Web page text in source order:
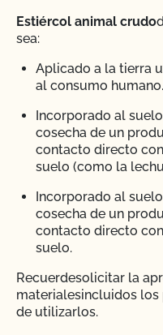
Estiércol animal crudo
sea:
Aplicado a la tierra
al consumo humano.
Incorporado al
cosecha de un
contacto directo
suelo (como la
Incorporado al
cosecha de un
contacto directo
suelo.
Recuerdesolicitar la
materialesincluidos los
de utilizarlos.